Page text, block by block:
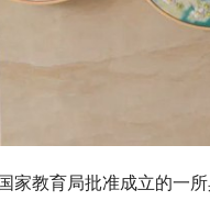
家教育局批准成立的一